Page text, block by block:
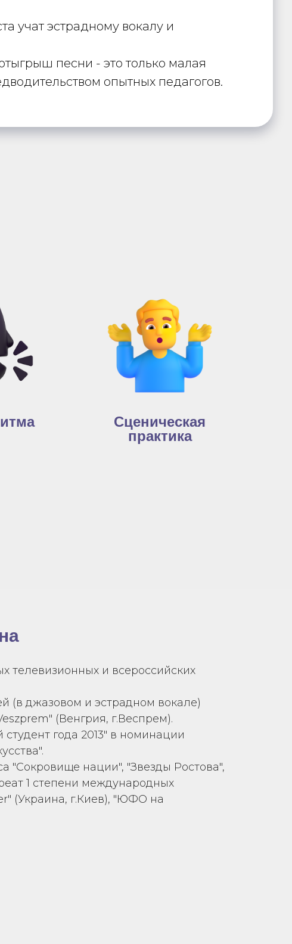
учат эстрадному вокалу и
песни - это только малая
опытных педагогов.
Сценическая
практика
телевизионных и всероссийских
(в джазовом и эстрадном вокале)
(Венгрия, г.Веспрем).
года 2013" в номинации
"Сокровище нации", "Звезды Ростова",
1 степени международных
(Украина, г.Киев), "ЮФО на